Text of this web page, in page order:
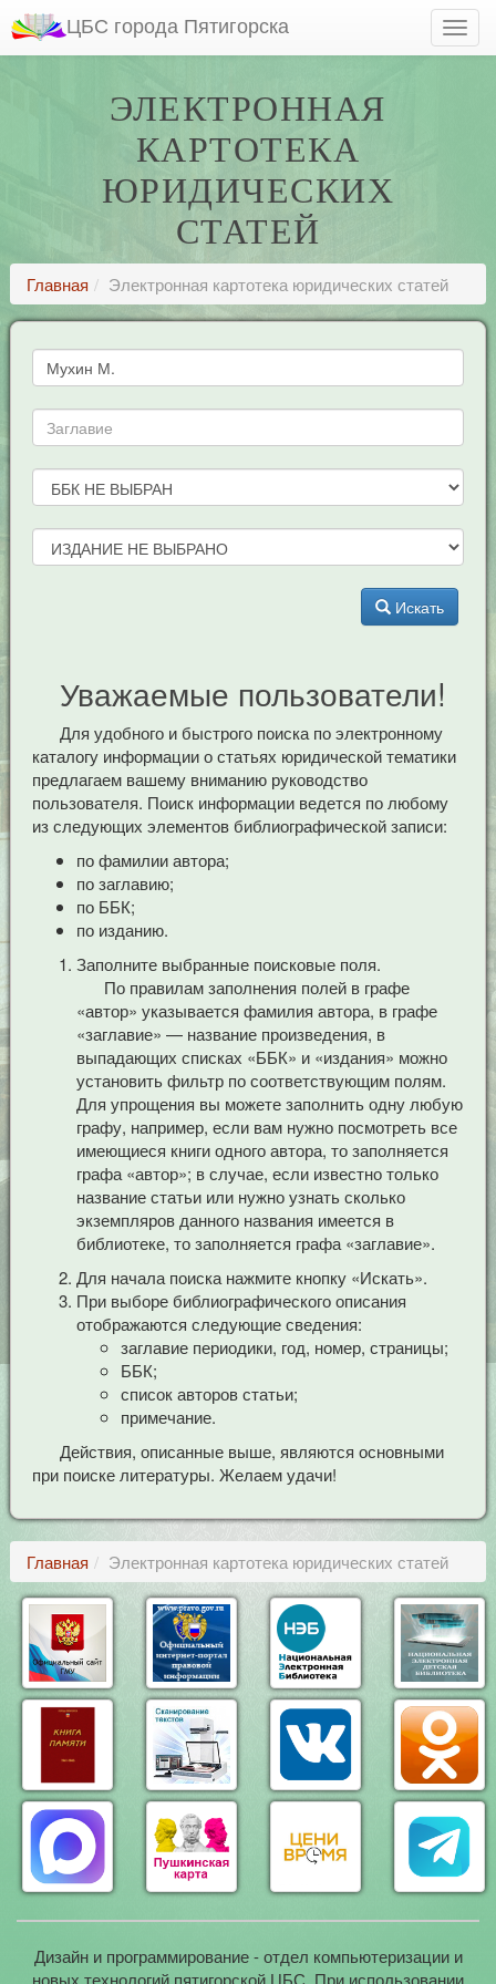
ЦБС города Пятигорска
ЭЛЕКТРОННАЯ
КАРТОТЕКА
ЮРИДИЧЕСКИХ
СТАТЕЙ
Главная Электронная картотека юридических статей
Искать
Уважаемые пользователи!
Для удобного и быстрого поиска по электронному
каталогу информации о статьях юридической тематики
предлагаем вашему вниманию руководство
пользователя. Поиск информации ведется по любому
из следующих элементов библиографической записи:
по фамилии автора;
по заглавию;
по ББК;
по изданию.
Заполните выбранные поисковые поля.
По правилам заполнения полей в графе
«автор» указывается фамилия автора, в графе
«заглавие» — название произведения, в
выпадающих списках «ББК» и «издания» можно
установить фильтр по соответствующим полям.
Для упрощения вы можете заполнить одну любую
графу, например, если вам нужно посмотреть все
имеющиеся книги одного автора, то заполняется
графа «автор»; в случае, если известно только
название статьи или нужно узнать сколько
экземпляров данного названия имеется в
библиотеке, то заполняется графа «заглавие».
Для начала поиска нажмите кнопку «Искать».
При выборе библиографического описания
отображаются следующие сведения:
заглавие периодики, год, номер, страницы;
ББК;
список авторов статьи;
примечание.
Действия, описанные выше, являются основными
при поиске литературы. Желаем удачи!
Главная Электронная картотека юридических статей
Дизайн и программирование - отдел компьютеризации и